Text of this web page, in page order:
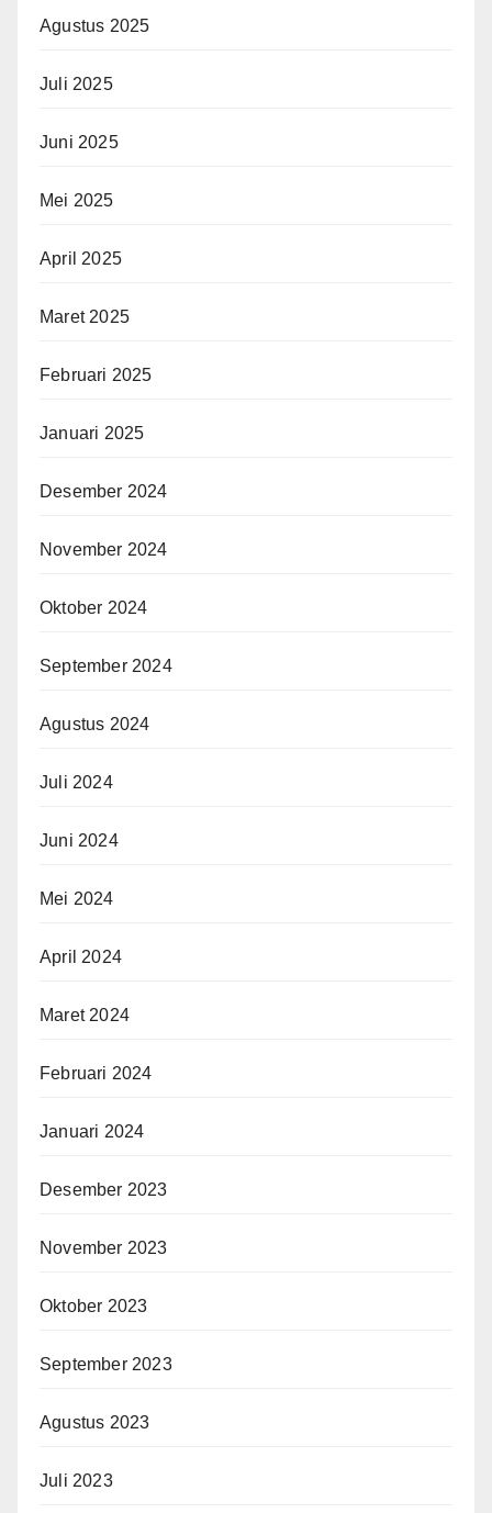
Agustus 2025
Juli 2025
Juni 2025
Mei 2025
April 2025
Maret 2025
Februari 2025
Januari 2025
Desember 2024
November 2024
Oktober 2024
September 2024
Agustus 2024
Juli 2024
Juni 2024
Mei 2024
April 2024
Maret 2024
Februari 2024
Januari 2024
Desember 2023
November 2023
Oktober 2023
September 2023
Agustus 2023
Juli 2023